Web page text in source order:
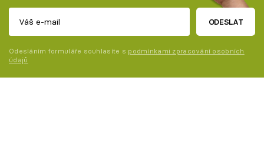
ODESLAT
Odesláním formuláře souhlasíte s podmínkami zpracování osobních
údajů